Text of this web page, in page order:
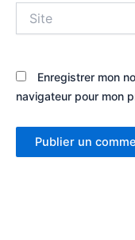
Enregistrer mon
navigateur pour mon